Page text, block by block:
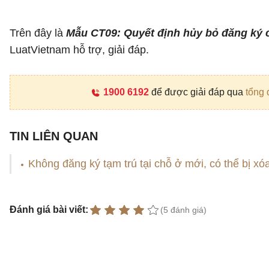
Trên đây là Mẫu CT09: Quyết định hủy bỏ đăng
LuatVietnam hỗ trợ, giải đáp.
1900 6192để được giải đáp qua tổng
TIN LIÊN QUAN
Không đăng ký tạm trú tại chỗ ở mới, có thể bị
Đánh giá bài viết: (5 đánh giá)